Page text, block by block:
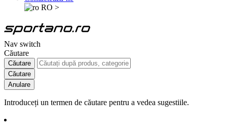
RO >
Nav switch
Căutare
Căutare
Căutare
Anulare
Introduceți un termen de căutare pentru a vedea sugestiile.